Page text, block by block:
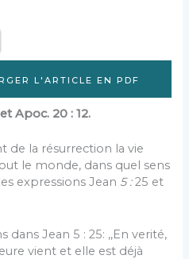
L'ARTICLE EN PDF
Apoc. 20 : 12.
de la résurrection la vie
le monde, dans quel sens
expressions Jean 5 :25 et
dans Jean 5 : 25: ,,En ve­rité,
vient et elle est déjà